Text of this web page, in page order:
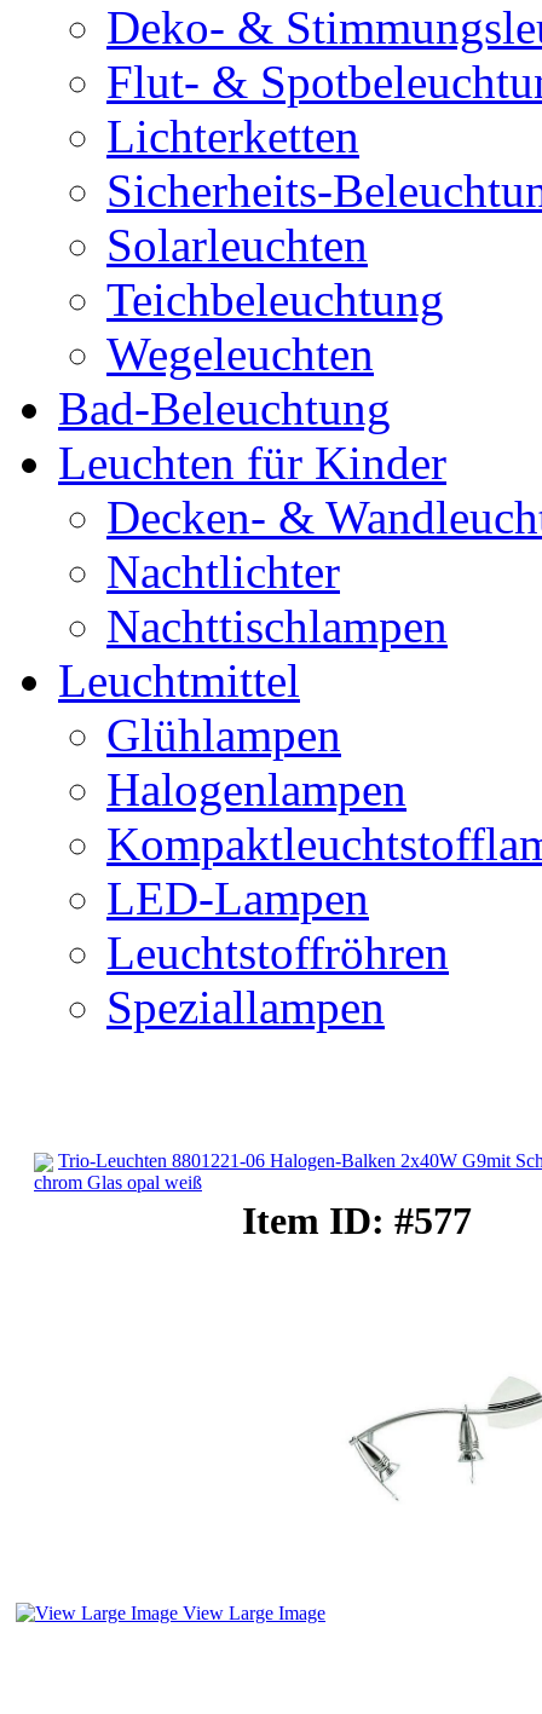
Deko- &
Flut- &
Lichterketten
Sicherheits-
Solarleuchten
Teichbeleuchtung
Wegeleuchten
Bad-Beleuchtung
Leuchten für Kinder
Decken- &
Nachtlichter
Nachttischlampen
Leuchtmittel
Glühlampen
Halogenlampen
LED-Lampen
Leuchtstoffröhren
Speziallampen
Trio-Leuchten 8801221-06 Halogen-Balken 2x40W G9mit
chrom Glas opal weiß
Item ID: #577
View Large Image